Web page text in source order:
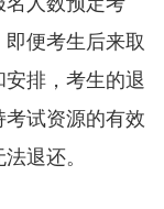
便考生后来取
排，考生的退
试资源的有效
退还。